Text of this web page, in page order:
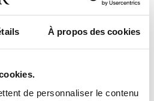
À propos des cookies
de personnaliser le contenu